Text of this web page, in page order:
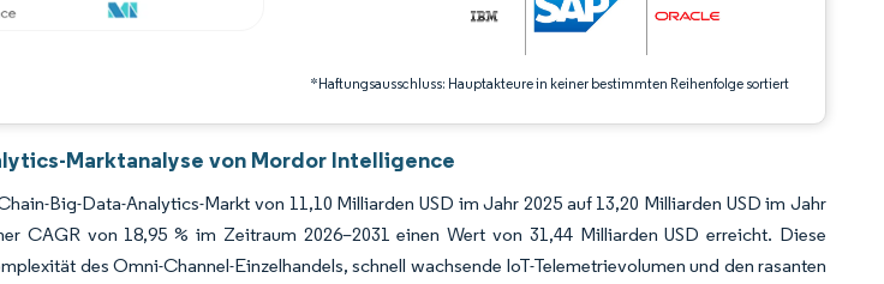
*Haftungsausschluss: Hauptakteure in keiner bestimmten Reihenfolge sortiert
Marktanalyse von Mordor Intelligence
Big-Data-Analytics-Markt von 11,10 Milliarden USD im Jahr 2025 auf 13,20 Milliarden USD im Jahr
CAGR von 18,95 % im Zeitraum 2026–2031 einen Wert von 31,44 Milliarden USD erreicht. Diese
des Omni-Channel-Einzelhandels, schnell wachsende IoT-Telemetrievolumen und den rasanten